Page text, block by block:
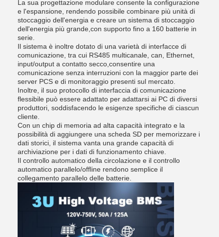
La sua progettazione modulare consente la configurazione
e l'espansione, rendendo possibile combinare più unità di
stoccaggio dell'energia e creare un sistema di stoccaggio
dell'energia più grande,con supporto fino a 160 batterie in
serie.
Il sistema è inoltre dotato di una varietà di interfacce di
comunicazione, tra cui RS485 multicanale, can, Ethernet,
input/output a contatto secco,consentire una
comunicazione senza interruzioni con la maggior parte dei
server PCS e di monitoraggio presenti sul mercato.
Inoltre, il suo protocollo di interfaccia di comunicazione
flessibile può essere adattato per adattarsi ai PC di diversi
produttori, soddisfacendo le esigenze specifiche di ciascun
cliente.
Con un chip di memoria ad alta capacità integrato e la
possibilità di aggiungere una scheda SD per memorizzare i
dati storici, il sistema vanta una grande capacità di
archiviazione per i dati di funzionamento chiave.
Il controllo automatico della circolazione e il controllo
automatico parallelo/offline rendono semplice il
collegamento parallelo delle batterie.